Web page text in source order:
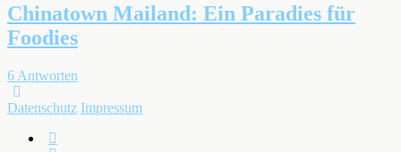
Chinatown Mailand: Ein Paradies für
Foodies
6 Antworten
Datenschutz Impressum